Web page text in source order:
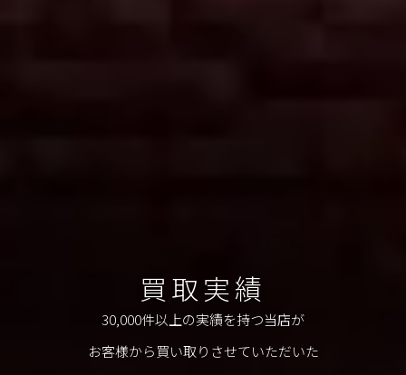
買取実績
30,000件以上の実績を持つ当店が
お客様から買い取りさせていただいた